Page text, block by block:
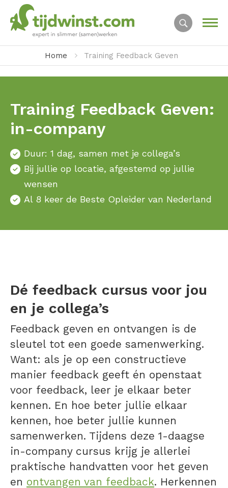
Home Training Feedback Geven
Training Feedback Geven:
in-company
Duur: 1 dag, samen met je collega’s
Bij jullie op locatie, afgestemd op jullie
wensen
Al 8 keer de Beste Opleider van Nederland
Dé feedback cursus voor jou
en je collega’s
Feedback geven en ontvangen is de
sleutel tot een goede samenwerking.
Want: als je op een constructieve
manier feedback geeft én openstaat
voor feedback, leer je elkaar beter
kennen. En hoe beter jullie elkaar
kennen, hoe beter jullie kunnen
samenwerken. Tijdens deze 1-daagse
in-company cursus krijg je allerlei
praktische handvatten voor het geven
en ontvangen van feedback. Herkennen